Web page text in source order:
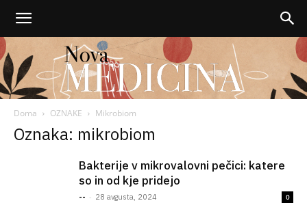
Nova
medicina
Doma OZNAKE Mikrobiom
Oznaka: mikrobiom
Bakterije v mikrovalovni pečici: katere
so in od kje pridejo
-- - 28 avgusta, 2024 0